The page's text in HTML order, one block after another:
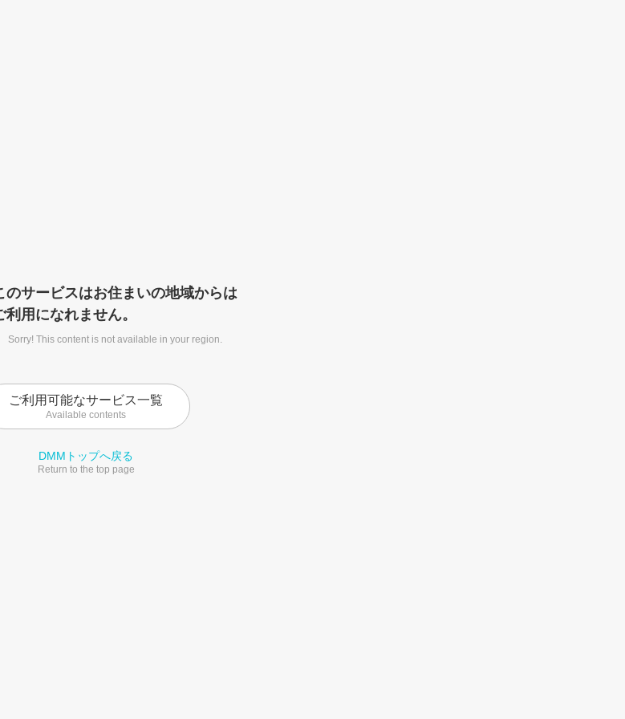
のサービスはお住まいの地域からは
利用になれません。
Sorry! This content is not available in your region.
ご利用可能なサービス一覧
Available contents
DMMトップへ戻る
Return to the top page